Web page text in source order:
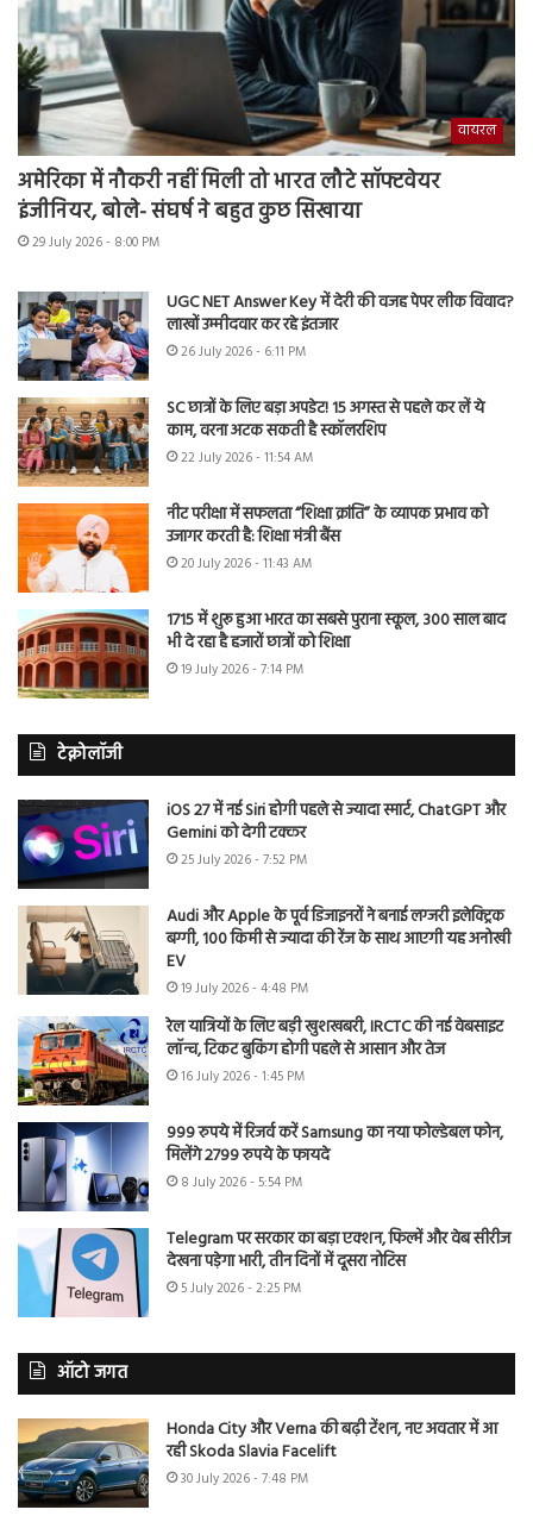
वायरल
अमेरिका में नौकरी नहीं मिली तो भारत लौटे सॉफ्टवेयर
इंजीनियर, बोले- संघर्ष ने बहुत कुछ सिखाया
29 July 2026 - 8:00 PM
UGC NET Answer Key में देरी की वजह पेपर लीक विवाद?
लाखों उम्मीदवार कर रहे इंतजार
26 July 2026 - 6:11 PM
SC छात्रों के लिए बड़ा अपडेट! 15 अगस्त से पहले कर लें ये
काम, वरना अटक सकती है स्कॉलरशिप
22 July 2026 - 11:54 AM
नीट परीक्षा में सफलता “शिक्षा क्रांति” के व्यापक प्रभाव को
उजागर करती है: शिक्षा मंत्री बैंस
20 July 2026 - 11:43 AM
1715 में शुरू हुआ भारत का सबसे पुराना स्कूल, 300 साल बाद
भी दे रहा है हजारों छात्रों को शिक्षा
19 July 2026 - 7:14 PM
टेक्नोलॉजी
iOS 27 में नई Siri होगी पहले से ज्यादा स्मार्ट, ChatGPT और
Gemini को देगी टक्कर
25 July 2026 - 7:52 PM
Audi और Apple के पूर्व डिजाइनरों ने बनाई लग्जरी इलेक्ट्रिक
बग्गी, 100 किमी से ज्यादा की रेंज के साथ आएगी यह अनोखी
EV
19 July 2026 - 4:48 PM
रेल यात्रियों के लिए बड़ी खुशखबरी, IRCTC की नई वेबसाइट
लॉन्च, टिकट बुकिंग होगी पहले से आसान और तेज
16 July 2026 - 1:45 PM
999 रुपये में रिजर्व करें Samsung का नया फोल्डेबल फोन,
मिलेंगे 2799 रुपये के फायदे
8 July 2026 - 5:54 PM
Telegram पर सरकार का बड़ा एक्शन, फिल्में और वेब सीरीज
देखना पड़ेगा भारी, तीन दिनों में दूसरा नोटिस
5 July 2026 - 2:25 PM
ऑटो जगत
Honda City और Verna की बढ़ी टेंशन, नए अवतार में आ
रही Skoda Slavia Facelift
30 July 2026 - 7:48 PM